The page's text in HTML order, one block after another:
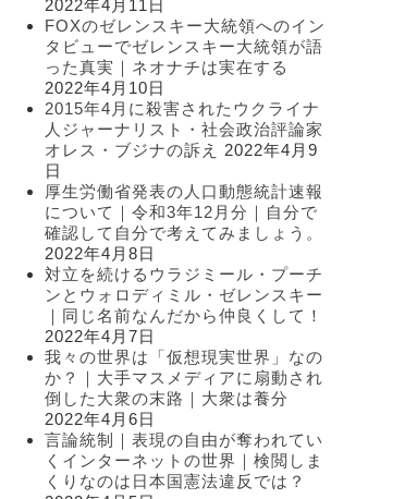
2022年4月11日
FOXのゼレンスキー大統領へのイン
タビューでゼレンスキー大統領が語
った真実｜ネオナチは実在する
2022年4月10日
2015年4月に殺害されたウクライナ
人ジャーナリスト・社会政治評論家
オレス・ブジナの訴え
2022年4月9
日
厚生労働省発表の人口動態統計速報
について｜令和3年12月分｜自分で
確認して自分で考えてみましょう。
2022年4月8日
対立を続けるウラジミール・プーチ
ンとウォロディミル・ゼレンスキー
｜同じ名前なんだから仲良くして！
2022年4月7日
我々の世界は「仮想現実世界」なの
か？｜大手マスメディアに扇動され
倒した大衆の末路｜大衆は養分
2022年4月6日
言論統制｜表現の自由が奪われてい
くインターネットの世界｜検閲しま
くりなのは日本国憲法違反では？